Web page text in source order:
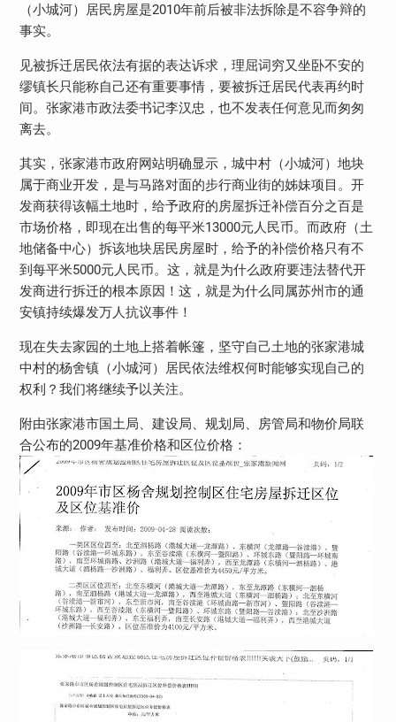
（小城河）居民房屋是2010年前后被非法拆除是不容争辩的
事实。
见被拆迁居民依法有据的表达诉求，理屈词穷又坐卧不安的
缪镇长只能称自己还有重要事情，要被拆迁居民代表再约时
间。张家港市政法委书记李汉忠，也不发表任何意见而匆匆
离去。
其实，张家港市政府网站明确显示，城中村（小城河）地块
属于商业开发，是与马路对面的步行商业街的姊妹项目。开
发商获得该幅土地时，给予政府的房屋拆迁补偿百分之百是
市场价格，即现在出售的每平米13000元人民币。而政府（土
地储备中心）拆该地块居民房屋时，给予的补偿价格只有不
到每平米5000元人民币。这，就是为什么政府要违法替代开
发商进行拆迁的根本原因！这，就是为什么同属苏州市的通
安镇持续爆发万人抗议事件！
现在失去家园的土地上搭着帐篷，坚守自己土地的张家港城
中村的杨舍镇（小城河）居民依法维权何时能够实现自己的
权利？我们将继续予以关注。
附由张家港市国土局、建设局、规划局、房管局和物价局联
合公布的2009年基准价格和区位价格：